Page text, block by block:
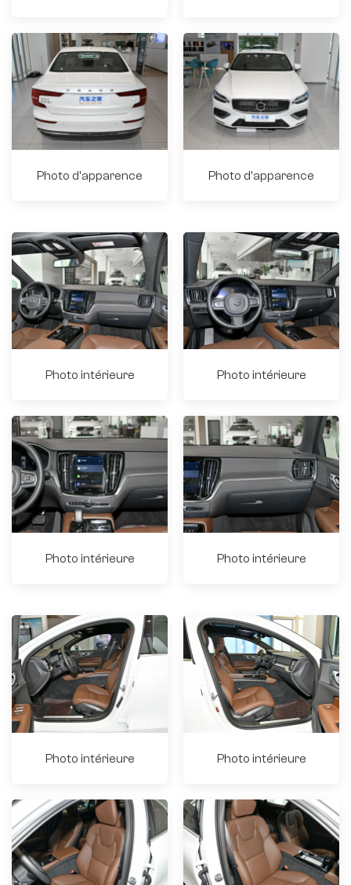
Photo d'apparence Photo d'apparence
Photo intérieure Photo intérieure
Photo intérieure Photo intérieure
Photo intérieure Photo intérieure